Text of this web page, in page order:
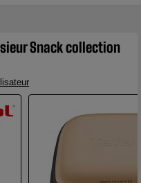
Snack collection